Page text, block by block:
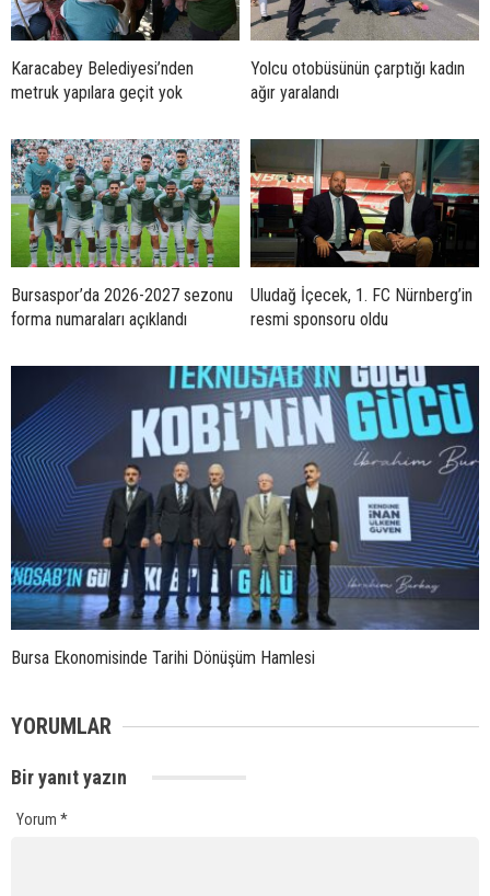
Karacabey Belediyesi’nden
metruk yapılara geçit yok
Yolcu otobüsünün çarptığı kadın
ağır yaralandı
Bursaspor’da 2026-2027 sezonu
forma numaraları açıklandı
Uludağ İçecek, 1. FC Nürnberg’in
resmi sponsoru oldu
Bursa Ekonomisinde Tarihi Dönüşüm Hamlesi
YORUMLAR
Bir yanıt yazın
Yorum *